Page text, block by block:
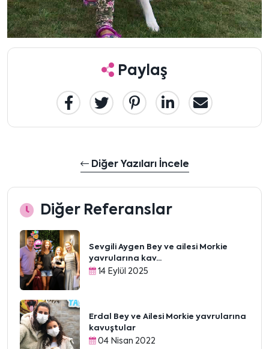
Paylaş
Diğer Yazıları İncele
Diğer Referanslar
Sevgili Aygen Bey ve ailesi Morkie
yavrularına kav...
14 Eylül 2025
Erdal Bey ve Ailesi Morkie yavrularına
kavuştular
04 Nisan 2022